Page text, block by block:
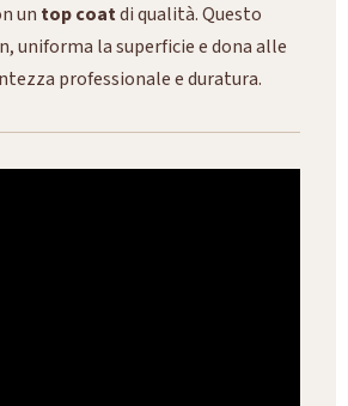
un top coatdi qualità. Questo
uniforma la superficie e dona alle
professionale e duratura.